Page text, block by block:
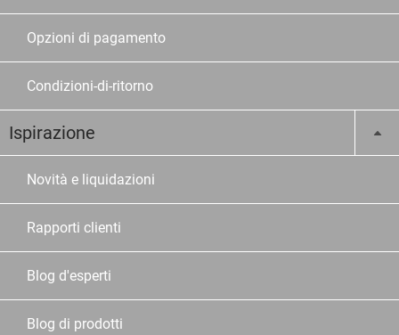
Opzioni di pagamento
Condizioni-di-ritorno
Ispirazione
Novità e liquidazioni
Rapporti clienti
Blog d'esperti
Blog di prodotti